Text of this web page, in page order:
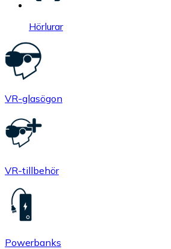
Hörlurar
VR-glasögon
VR-tillbehör
Powerbanks